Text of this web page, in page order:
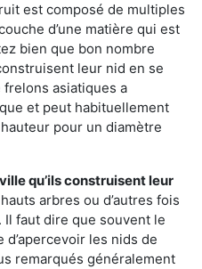
est composé de multiples
d’une matière qui est
bien que bon nombre
leur nid en se
frelons asiatiques a
et peut habituellement
pour un diamètre
qu’ils construisent leur
arbres ou d’autres fois
Il faut dire que souvent le
les nids de
remarqués généralement